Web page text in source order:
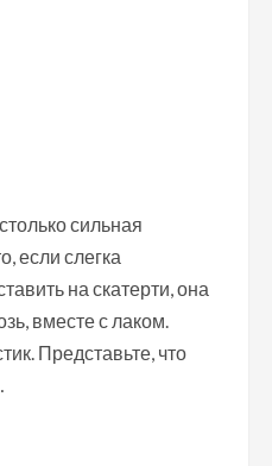
сильная
если слегка
на скатерти, она
вместе с лаком.
Представьте, что